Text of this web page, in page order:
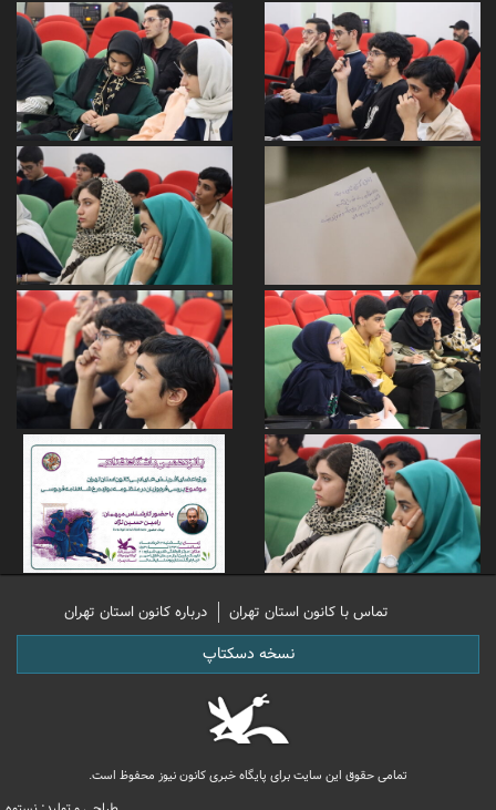
تماس با کانون استان تهران درباره کانون استان تهران
نسخه دسکتاپ
تمامی حقوق این سایت برای پایگاه خبری کانون نیوز محفوظ است.